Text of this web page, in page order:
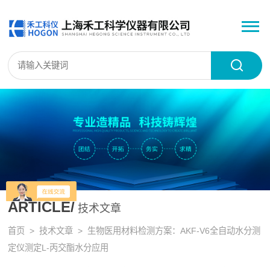
ARTICLE/ 技术文章
首页 >技术文章 > 生物医用材料检测方案：AKF-V6全自动水分测
定仪测定L-丙交酯水分应用